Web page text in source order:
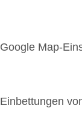
Google Map-
Einbettungen